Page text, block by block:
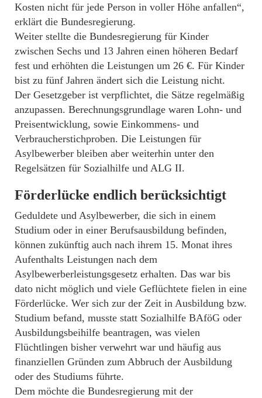
Kosten nicht für jede Person in voller Höhe anfallen“,
erklärt die Bundesregierung.
Weiter stellte die Bundesregierung für Kinder
zwischen Sechs und 13 Jahren einen höheren Bedarf
fest und erhöhten die Leistungen um 26 €. Für Kinder
bist zu fünf Jahren ändert sich die Leistung nicht.
Der Gesetzgeber ist verpflichtet, die Sätze regelmäßig
anzupassen. Berechnungsgrundlage waren Lohn- und
Preisentwicklung, sowie Einkommens- und
Verbraucherstichproben. Die Leistungen für
Asylbewerber bleiben aber weiterhin unter den
Regelsätzen für Sozialhilfe und ALG II.
Förderlücke endlich berücksichtigt
Geduldete und Asylbewerber, die sich in einem
Studium oder in einer Berufsausbildung befinden,
können zukünftig auch nach ihrem 15. Monat ihres
Aufenthalts Leistungen nach dem
Asylbewerberleistungsgesetz erhalten. Das war bis
dato nicht möglich und viele Geflüchtete fielen in eine
Förderlücke. Wer sich zur der Zeit in Ausbildung bzw.
Studium befand, musste statt Sozialhilfe BAföG oder
Ausbildungsbeihilfe beantragen, was vielen
Flüchtlingen bisher verwehrt war und häufig aus
finanziellen Gründen zum Abbruch der Ausbildung
oder des Studiums führte.
Dem möchte die Bundesregierung mit der